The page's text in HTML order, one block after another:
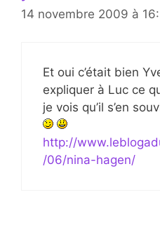
14 novembre 2009 à
Et oui c’était bien
expliquer à Luc ce
je vois qu’il s’en
http://
/06/nina-hagen/